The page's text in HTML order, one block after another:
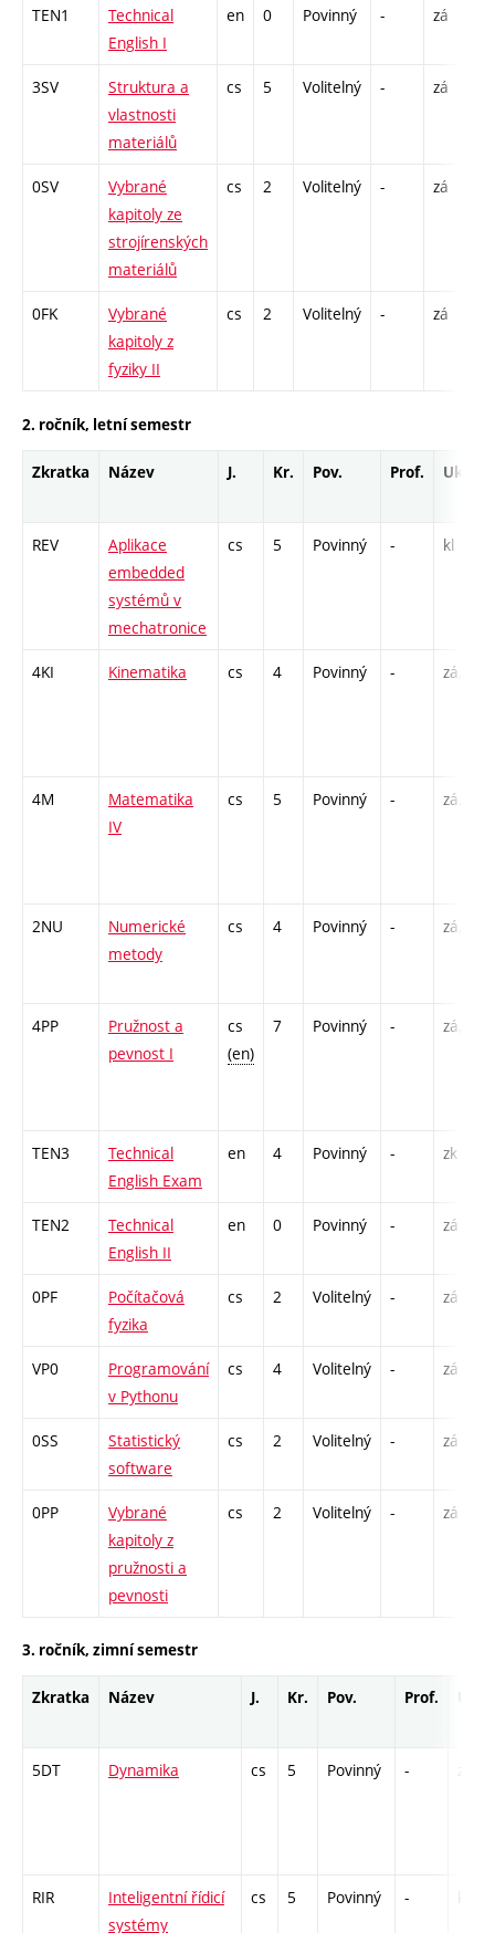
TEN1
Technical
English I
en 0 Povinný - zá
3SV
Struktura a
vlastnosti
materiálů
cs 5 Volitelný - zá
0SV
Vybrané
kapitoly ze
strojírenských
materiálů
cs 2 Volitelný - zá
0FK
Vybrané
kapitoly z
fyziky II
cs 2 Volitelný - zá
2. ročník, letní semestr
Zkratka Název J. Kr. Pov. Prof. Uk.
REV
Aplikace
embedded
systémů v
mechatronice
cs 5 Povinný - kl
4KI Kinematika cs 4 Povinný - zá,zk
4M
Matematika
IV
cs 5 Povinný - zá,zk
2NU
Numerické
metody
cs 4 Povinný - zá,zk
4PP
Pružnost a
pevnost I
cs
(en)
7 Povinný - zá,zk
TEN3
Technical
English Exam
en 4 Povinný - zk
TEN2
Technical
English II
en 0 Povinný - zá
0PF
Počítačová
fyzika
cs 2 Volitelný - zá
VP0
Programování
v Pythonu
cs 4 Volitelný - zá
0SS
Statistický
software
cs 2 Volitelný - zá
0PP
Vybrané
kapitoly z
pružnosti a
pevnosti
cs 2 Volitelný - zá
3. ročník, zimní semestr
Zkratka Název J. Kr. Pov. Prof.
5DT Dynamika cs 5 Povinný - zá,zk
RIR
Inteligentní řídicí
systémy
cs 5 Povinný -